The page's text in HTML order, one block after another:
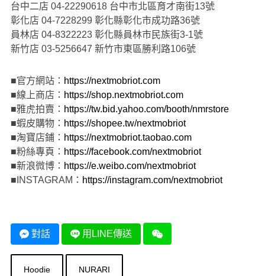
台中二店 04-22290618 台中市北區育才南街13號
彰化店 04-7228299 彰化縣彰化市成功路36號
員林店 04-8322223 彰化縣員林市民族街3-1號
新竹店 03-5256647 新竹市東區勝利路106號
■官方網站： https://nextmobriot.com
■線上商店： https://shop.nextmobriot.com
■雅虎拍賣： https://tw.bid.yahoo.com/booth/nmrstore
■蝦皮購物： https://shopee.tw/nextmobriot
■淘寶店鋪： https://nextmobriot.taobao.com
■粉絲專頁： https://facebook.com/nextmobriot
■新浪微博： https://e.weibo.com/nextmobriot
■INSTAGRAM： https://instagram.com/nextmobriot
對話 用LINE傳送
Hoodie NURARI